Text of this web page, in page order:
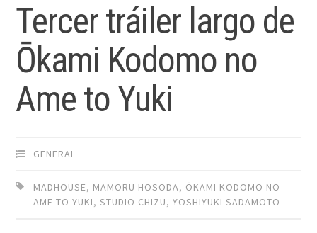
Tercer tráiler largo de
Ōkami Kodomo no
Ame to Yuki
GENERAL
MADHOUSE, MAMORU HOSODA, ŌKAMI KODOMO NO
AME TO YUKI,STUDIO CHIZU,YOSHIYUKI SADAMOTO